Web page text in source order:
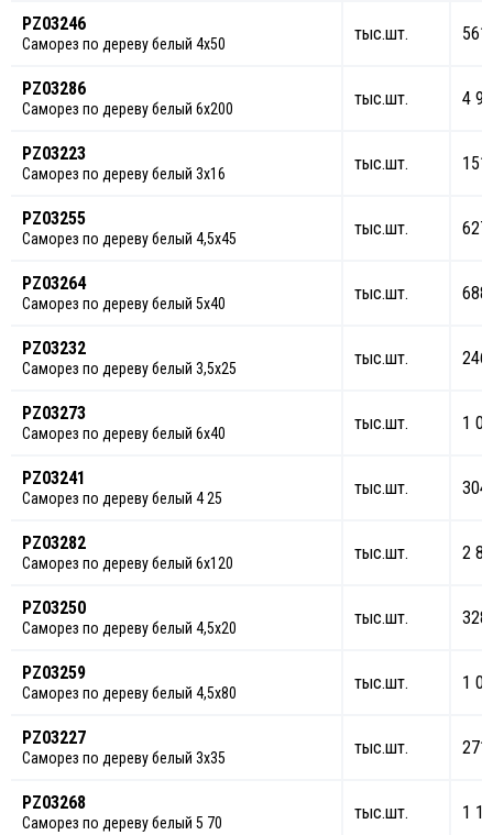
PZ03246
Саморез по дереву белый 4х50
тыс.шт.
PZ03286
Саморез по дереву белый 6х200
тыс.шт. 4
PZ03223
Саморез по дереву белый 3х16
тыс.шт.
PZ03255
Саморез по дереву белый 4,5х45
тыс.шт.
PZ03264
Саморез по дереву белый 5х40
тыс.шт.
PZ03232
Саморез по дереву белый 3,5х25
тыс.шт.
PZ03273
Саморез по дереву белый 6х40
тыс.шт. 1
PZ03241
Саморез по дереву белый 4 25
тыс.шт.
PZ03282
Саморез по дереву белый 6х120
тыс.шт. 2
PZ03250
Саморез по дереву белый 4,5х20
тыс.шт.
PZ03259
Саморез по дереву белый 4,5х80
тыс.шт. 1
PZ03227
Саморез по дереву белый 3х35
тыс.шт.
PZ03268
Саморез по дереву белый 5 70
тыс.шт. 1